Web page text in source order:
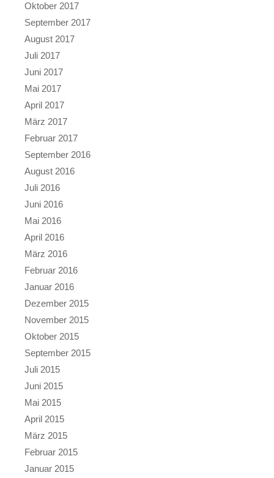
Oktober 2017
September 2017
August 2017
Juli 2017
Juni 2017
Mai 2017
April 2017
März 2017
Februar 2017
September 2016
August 2016
Juli 2016
Juni 2016
Mai 2016
April 2016
März 2016
Februar 2016
Januar 2016
Dezember 2015
November 2015
Oktober 2015
September 2015
Juli 2015
Juni 2015
Mai 2015
April 2015
März 2015
Februar 2015
Januar 2015